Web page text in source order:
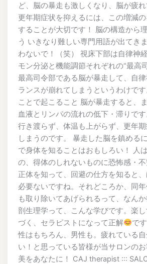
ど、脳の暴走も激しくなり、脳が疲れ
更年期症状を抑えるには、この増減
することが大切です！ 脳の構造から
う いきなり難しい専門用語が出てき
わないで！（笑） 視床下部は自律神
モン分泌と機能調節それぞれの“最高
最高司令部である脳が暴走して、自
ランスが崩れてしまうというわけで
ことで起こること 脳が暴走すると、
血液とリンパの流れの低下・滞りで
行き渡らず、体温も上がらず、更年
しまうのです。 暴走した脳を鎮める
で身体を知ることはおもしろい！ 人
の、得体のしれないものに恐怖感・不
正体を知って、回避の仕方を知ると
必要ないですね。それどころか、同
も取り除いてあげられるって、なん
剖生理学って、こんな学びです。楽
づく、セラピストになって正解
で
性はもちろん、男性も。疲れている
い！と思っている皆様が当サロンの
美をあなたに！ CAJ therapist :::